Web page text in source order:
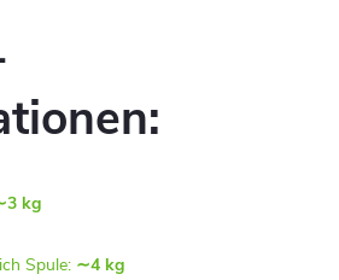
kg
Spule: ∼4 kg